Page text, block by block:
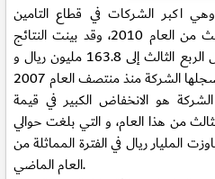
وهي اكبر الشركات في قطاع التامين
بالسعودية، عن نتائجها للربع الثالث من العام 2010، وقد بينت النتائج
ارتفاع ملحوظ في صافي الأرباح خلال الربع الثالث إلى 163.8 مليون ريال و
هو الانخفاض الكبير في قيمة
من هذا العام، و التي بلغت حوالي
المليار ريال في الفترة المماثلة من
العام الماضي.